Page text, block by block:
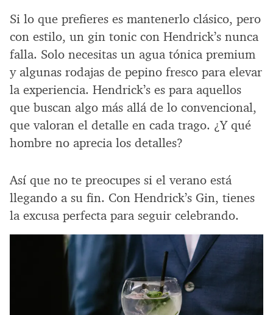
Si lo que prefieres es mantenerlo clásico, pero
con estilo, un gin tonic con Hendrick’s nunca
falla. Solo necesitas un agua tónica premium
y algunas rodajas de pepino fresco para elevar
la experiencia. Hendrick’s es para aquellos
que buscan algo más allá de lo convencional,
que valoran el detalle en cada trago. ¿Y qué
hombre no aprecia los detalles?
Así que no te preocupes si el verano está
llegando a su fin. Con Hendrick’s Gin, tienes
la excusa perfecta para seguir celebrando.